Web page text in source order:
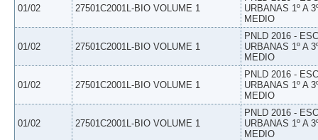
01/02 27501C2001L-BIO VOLUME 1
URBANAS 1º A
MEDIO
01/02 27501C2001L-BIO VOLUME 1
PNLD 2016 -
URBANAS 1º A
MEDIO
01/02 27501C2001L-BIO VOLUME 1
PNLD 2016 -
URBANAS 1º A
MEDIO
01/02 27501C2001L-BIO VOLUME 1
PNLD 2016 -
URBANAS 1º A
MEDIO